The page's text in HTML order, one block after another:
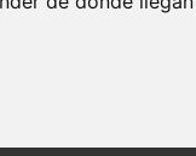
significado es